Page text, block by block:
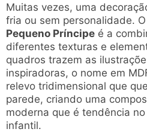
Muitas vezes, uma
fria ou sem personalidade.
Pequeno Príncipe é a
diferentes texturas e
quadros trazem as
inspiradoras, o nome em
relevo tridimensional que
parede, criando uma
moderna que é tendência
infantil.